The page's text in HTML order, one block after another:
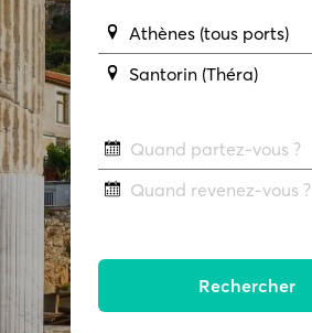
Athènes (tous ports)
Santorin (Théra)
Quand partez-vous ?
Quand revenez-vous ?
Rechercher